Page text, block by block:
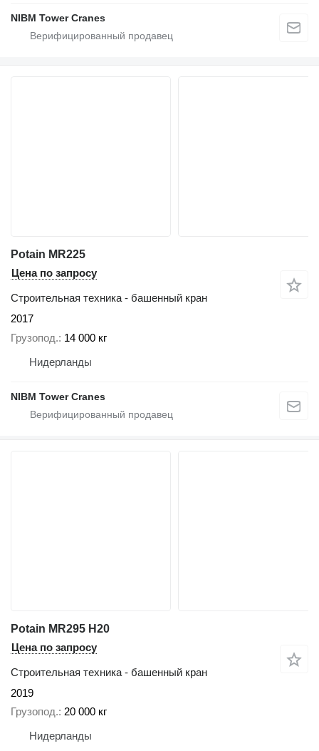
NIBM Tower Cranes
Potain MR225
Цена по запросу
Строительная техника - башенный кран
2017
Грузопод. 14 000 кг
Нидерланды
NIBM Tower Cranes
Potain MR295 H20
Цена по запросу
Строительная техника - башенный кран
2019
Грузопод. 20 000 кг
Нидерланды